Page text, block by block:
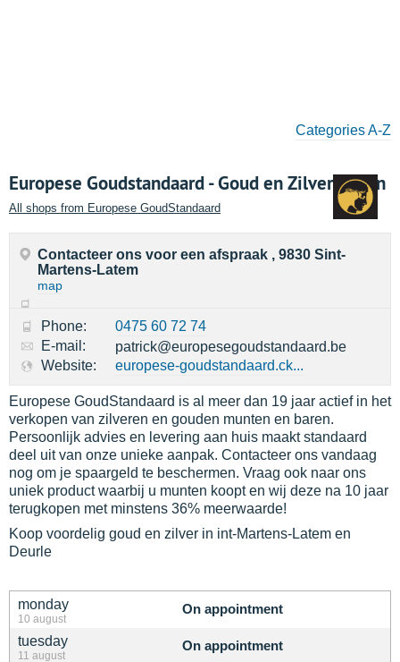
Categories A-Z
Europese Goudstandaard - Goud en Zilver kopen
All shops from Europese GoudStandaard
monday
10 august
On appointment
tuesday
11 august
On appointment
Contacteer ons voor een afspraak , 9830 Sint-
Martens-Latem
map
Phone:
0475 60 72 74
E-mail:
patrick@europesegoudstandaard.be
Website:
europese-goudstandaard.ck...
Europese GoudStandaard is al meer dan 19 jaar actief in het
verkopen van zilveren en gouden munten en baren.
Persoonlijk advies en levering aan huis maakt standaard
deel uit van onze unieke aanpak. Contacteer ons vandaag
nog om je spaargeld te beschermen. Vraag ook naar ons
uniek product waarbij u munten koopt en wij deze na 10 jaar
terugkopen met minstens 36% meerwaarde!
Koop voordelig goud en zilver in int-Martens-Latem en
Deurle